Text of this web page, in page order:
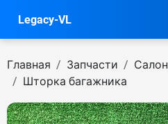
Legacy-VL
Главная Запчасти
Салон
Шторка багажника